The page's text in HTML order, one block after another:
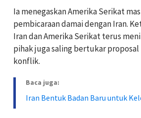
Ia menegaskan Amerika Serikat
pembicaraan damai dengan Iran.
Iran dan Amerika Serikat terus
pihak juga saling bertukar
konflik.
Baca juga:
Iran Bentuk Badan Baru untuk